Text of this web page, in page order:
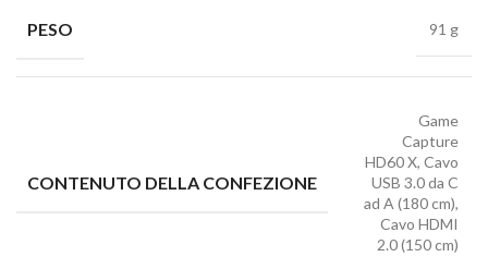
PESO 91 g
CONTENUTO DELLA CONFEZIONE
Game
Capture
HD60 X, Cavo
USB 3.0 da C
ad A (180 cm),
Cavo HDMI
2.0 (150 cm)